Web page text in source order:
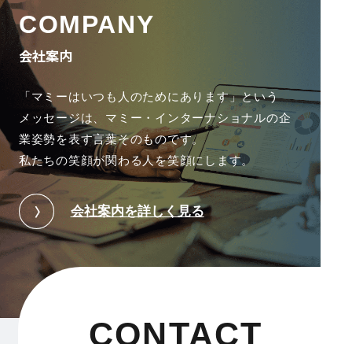
COMPANY
会社案内
「マミーはいつも人のためにあります」という
メッセージは、 マミー・インターナショナルの企
業姿勢を表す言葉そのものです。
私たちの笑顔が関わる人を笑顔にします。
会社案内を詳しく見る
CONTACT